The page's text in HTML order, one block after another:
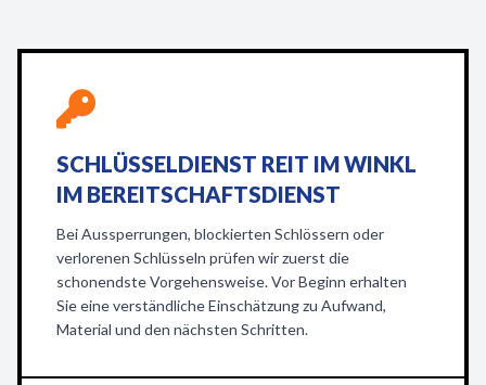
SCHLÜSSELDIENST REIT IM WINKL
IM BEREITSCHAFTSDIENST
Bei Aussperrungen, blockierten Schlössern oder
verlorenen Schlüsseln prüfen wir zuerst die
schonendste Vorgehensweise. Vor Beginn erhalten
Sie eine verständliche Einschätzung zu Aufwand,
Material und den nächsten Schritten.